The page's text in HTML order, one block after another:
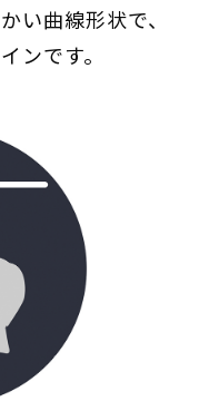
い曲線形状で、
ンです。